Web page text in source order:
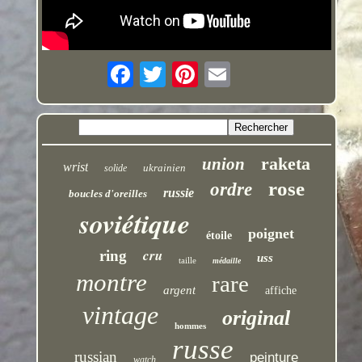
wrist solide ukrainien union raketa
boucles d'oreilles russie ordre rose
soviétique étoile poignet
ring cru taille médaille uss
montre argent rare affiche
vintage hommes original
russian watch russe peinture